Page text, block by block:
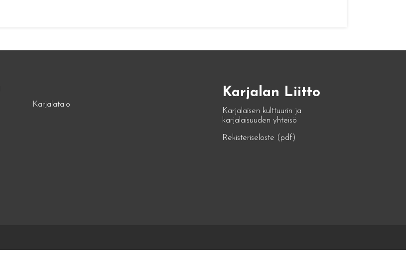
Karjalatalo
Karjalan Liitto
Karjalaisen kulttuurin ja
karjalaisuuden yhteisö
Rekisteriseloste (pdf)